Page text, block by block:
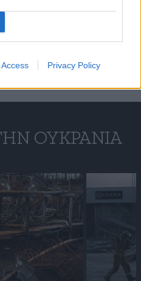
Privacy Policy
ΟΥΚΡΑΝΊΑ